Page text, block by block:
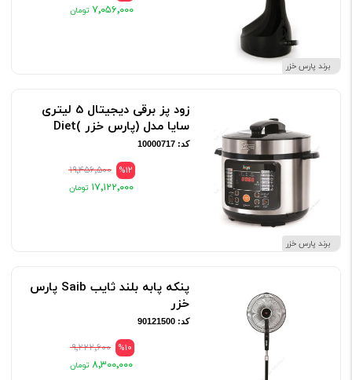
برند پارس خزر
۷٬۰۵۶٬۰۰۰
برند پارس خزر
زود پز برقی دیجیتال 5 لیتری
سایا مدل (پارس خزر )Diet
کد: 10000717
%12 ۱۹٬۴۵۶٬۵۰۰
۱۷٬۱۲۲٬۰۰۰
پنکه پابه بلند ثایب Saib پارس
خزر
کد: 90121500
%10 ۹٬۲۲۲٬۶۰۰
۸٬۳۰۰٬۰۰۰